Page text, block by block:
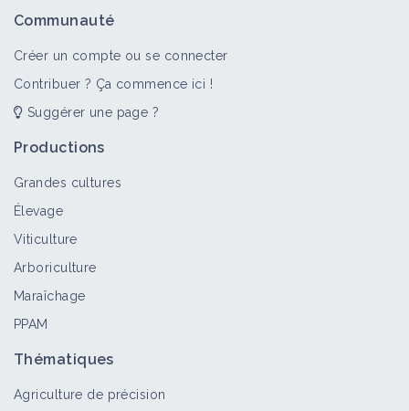
Organisation du travail
Communauté
Créer un compte ou se connecter
Contribuer ? Ça commence ici !
Suggérer une page ?
Productions
Grandes cultures
Élevage
Viticulture
Arboriculture
Maraîchage
PPAM
Thématiques
Agriculture de précision